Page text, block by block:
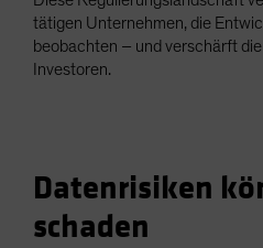
tätigen Unternehmen, die
beobachten – und verschärft
Investoren.
Datenrisiken
schaden